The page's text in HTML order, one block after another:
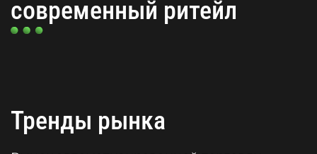
современный ритейл
Тренды рынка